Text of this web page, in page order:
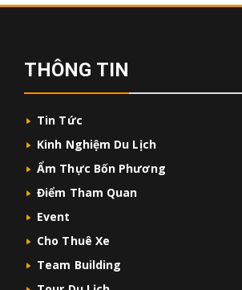
THÔNG TIN
Tin Tức
Kinh Nghiệm Du Lịch
Ẩm Thực Bốn Phương
Điểm Tham Quan
Event
Cho Thuê Xe
Team Building